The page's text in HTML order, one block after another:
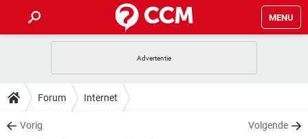
MENU
INSTAGRAM
NETFLIX
HOW-TO
VIDEOBELLEN
DOWNLOADS
Forum Internet
Vorig Volgende